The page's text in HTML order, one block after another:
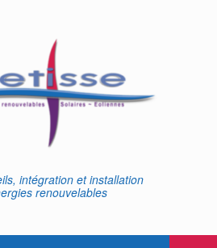
intégration et installation
renouvelables